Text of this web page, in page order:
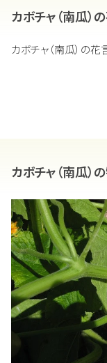
カボチャ（南瓜）
カボチャ（南瓜）の花
カボチャ（南瓜）